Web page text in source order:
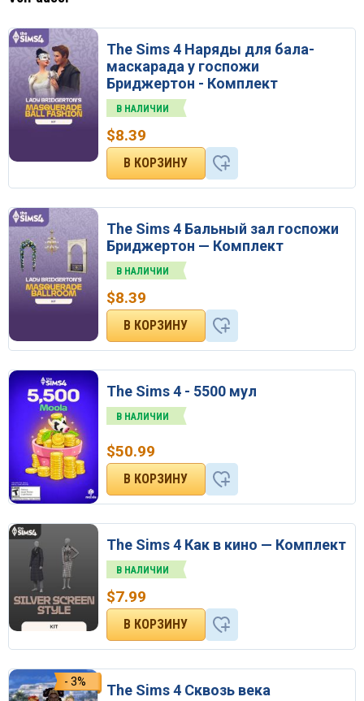
The Sims 4 Наряды для бала-
маскарада у госпожи
Бриджертон - Комплект
В НАЛИЧИИ
$8.39
The Sims 4 Бальный зал госпожи
Бриджертон — Комплект
В НАЛИЧИИ
$8.39
The Sims 4 - 5500 мул
В НАЛИЧИИ
$50.99
The Sims 4 Как в кино — Комплект
В НАЛИЧИИ
$7.99
- 3% The Sims 4 Сквозь века